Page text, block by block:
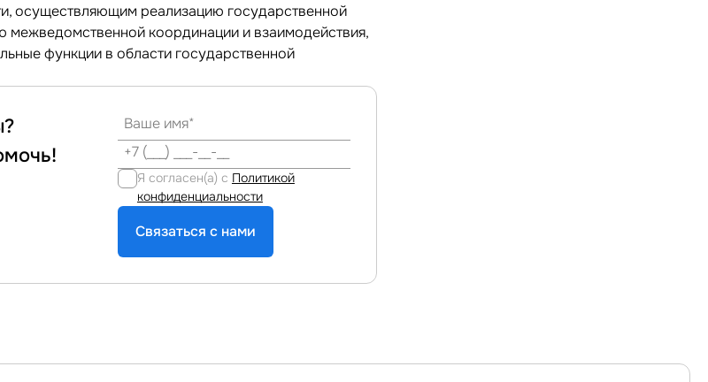
осуществляющим реализацию государственной
межведомственной координации и взаимодействия,
функции в области государственной
Я согласен(а) с Политикой
конфиденциальности
Связаться с нами